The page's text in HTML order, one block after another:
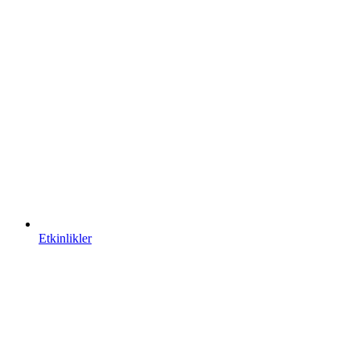
Etkinlikler